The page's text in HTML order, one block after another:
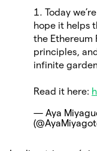
1. Today
hope it helps
the Ethereum
principles,
infinite
Read it here:
— Aya